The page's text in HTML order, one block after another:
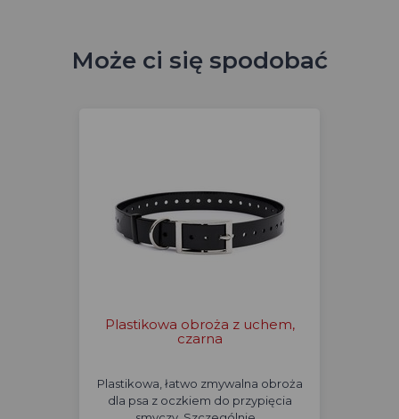
Może ci się spodobać
Plastikowa obroża z uchem,
czarna
Plastikowa, łatwo zmywalna obroża
dla psa z oczkiem do przypięcia